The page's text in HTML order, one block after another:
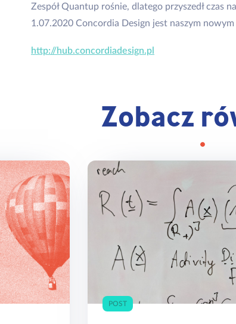
Zespół Quantup rośnie, dlatego przyszedł czas
1.07.2020 Concordia Design jest naszym nowym
http://hub.concordiadesign.pl
Zobacz
POST